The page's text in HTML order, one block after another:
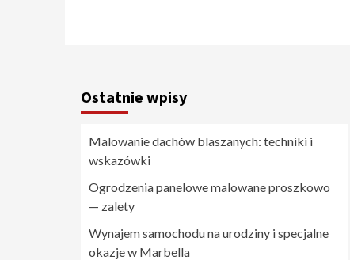
Ostatnie wpisy
Malowanie dachów blaszanych: techniki i
wskazówki
Ogrodzenia panelowe malowane proszkowo
— zalety
Wynajem samochodu na urodziny i specjalne
okazje w Marbella